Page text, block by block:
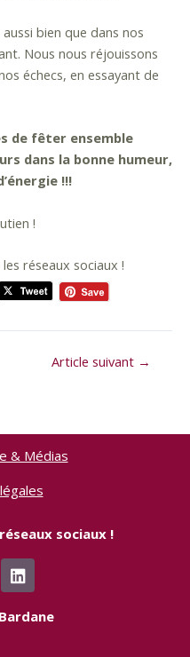
bien que dans nos
Nous nous réjouissons
échecs, en essayant de
de fêter ensemble
dans la bonne humeur,
!!!
!
réseaux sociaux !
Article suivant →
& Médias
sociaux !
L
i
n
k